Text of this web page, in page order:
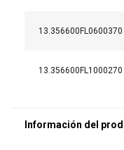
13.356600FL0600370
13.356600FL1000270